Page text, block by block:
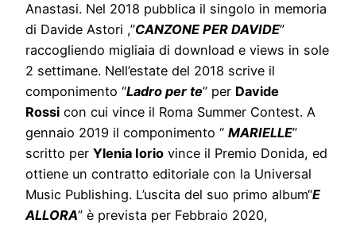
Anastasi. Nel 2018 pubblica il singolo in memoria
di Davide Astori ,”CANZONE PER DAVIDE”
raccogliendo migliaia di download e views in sole
2 settimane. Nell’estate del 2018 scrive il
componimento “Ladro per te” per Davide
Rossi con cui vince il Roma Summer Contest. A
gennaio 2019 il componimento “ MARIELLE”
scritto per Ylenia Iorio vince il Premio Donida, ed
ottiene un contratto editoriale con la Universal
Music Publishing. L’uscita del suo primo album“E
ALLORA” è prevista per Febbraio 2020,